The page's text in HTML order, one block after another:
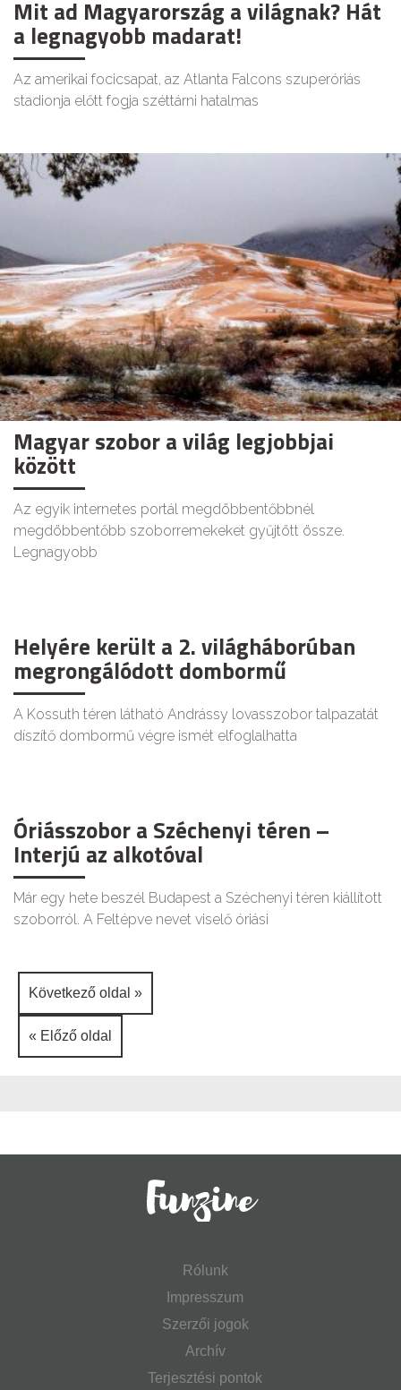
Mit ad Magyarország a világnak? Hát
a legnagyobb madarat!
Az amerikai focicsapat, az Atlanta Falcons szuperóriás
stadionja előtt fogja széttárni hatalmas
Magyar szobor a világ legjobbjai
között
Az egyik internetes portál megdöbbentőbbnél
megdöbbentőbb szoborremekeket gyűjtött össze.
Legnagyobb
Helyére került a 2. világháborúban
megrongálódott dombormű
A Kossuth téren látható Andrássy lovasszobor talpazatát
díszítő dombormű végre ismét elfoglalhatta
Óriásszobor a Széchenyi téren –
Interjú az alkotóval
Már egy hete beszél Budapest a Széchenyi téren kiállított
szoborról. A Feltépve nevet viselő óriási
Következő oldal »
« Előző oldal
Rólunk
Impresszum
Szerzői jogok
Archív
Terjesztési pontok